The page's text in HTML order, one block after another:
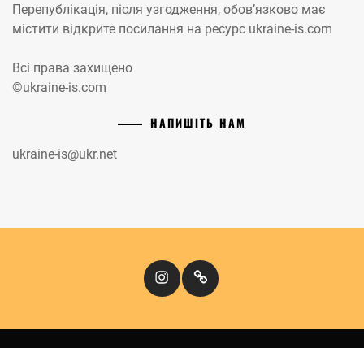
Перепублікація, після узгодження, обов’язково має
містити відкрите посилання на ресурс ukraine-is.com
Всі права захищено
©ukraine-is.com
НАПИШІТЬ НАМ
ukraine-is@ukr.net
InstagramКіномандри